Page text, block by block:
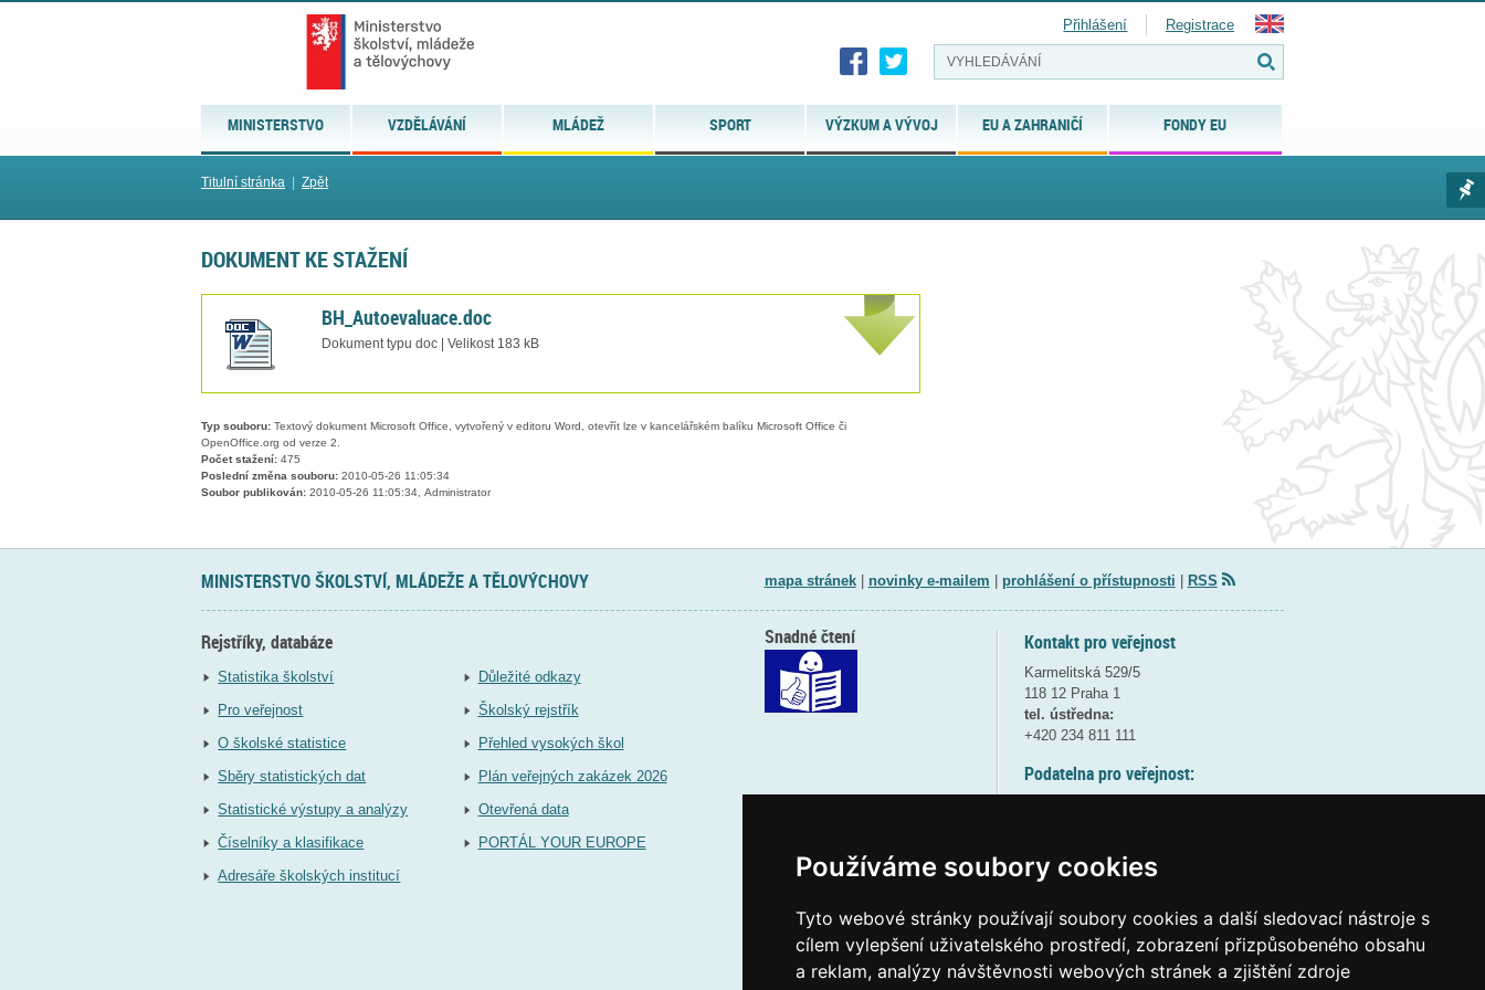
Používáme soubory cookies
Tyto webové stránky používají soubory cookies a další sledovací nástroje s
cílem vylepšení uživatelského prostředí, zobrazení přizpůsobeného obsahu
a reklam, analýzy návštěvnosti webových stránek a zjištění zdroje
MINISTERSTVO VZDĚLÁVÁNÍ MLÁDEŽ SPORT VÝZKUM A VÝVOJ EU A ZAHRANIČÍ FONDY EU
Přihlášení Registrace
Titulní stránka Zpět
DOKUMENT KE STAŽENÍ
BH_Autoevaluace.doc
Dokument typu doc | Velikost 183 kB
Typ souboru: Textový dokument Microsoft Office, vytvořený v editoru Word, otevřít lze v kancelářském balíku Microsoft Office či
OpenOffice.org od verze 2.
Počet stažení: 475
Poslední změna souboru: 2010-05-26 11:05:34
Soubor publikován: 2010-05-26 11:05:34, Administrator
MINISTERSTVO ŠKOLSTVÍ, MLÁDEŽE A TĚLOVÝCHOVY mapa stránek| novinky e-mailem prohlášení o přístupnosti RSS
Rejstříky, databáze
Statistika školství
Pro veřejnost
O školské statistice
Sběry statistických dat
Statistické výstupy a analýzy
Číselníky a klasifikace
Adresáře školských institucí
Důležité odkazy
Školský rejstřík
Přehled vysokých škol
Plán veřejných zakázek 2026
Otevřená data
PORTÁL YOUR EUROPE
Kontakt pro veřejnost
Karmelitská 529/5
118 12 Praha 1
tel. ústředna:
+420 234 811 111
Podatelna pro veřejnost:
(více informací
Elektronická podatelna:
posta@msmtgov cz
Snadné čtení